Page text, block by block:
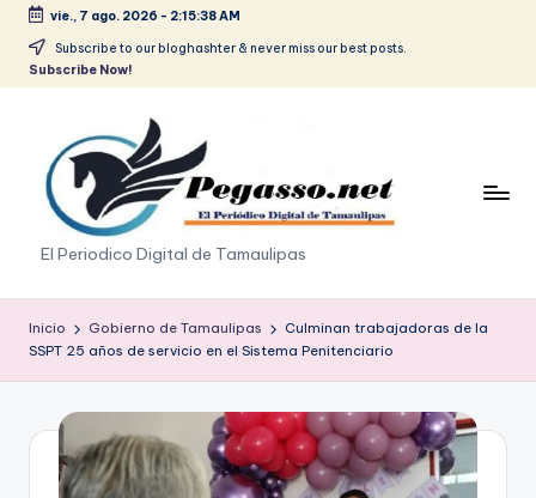
Saltar
vie., 7 ago. 2026 - 2:15:39 AM
Subscribe to our bloghashter & never miss our best posts.
Subscribe Now!
p
e
g
a
o
El Periodico Digital de Tamaulipas
Inicio Gobierno de Tamaulipas
Culminan trabajadoras de la
SSPT 25 años de servicio en el Sistema Penitenciario